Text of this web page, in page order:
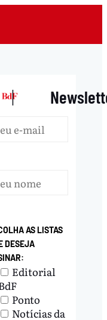
|
AS LISTAS
DESEJA
Editorial
Ponto
Notícias da